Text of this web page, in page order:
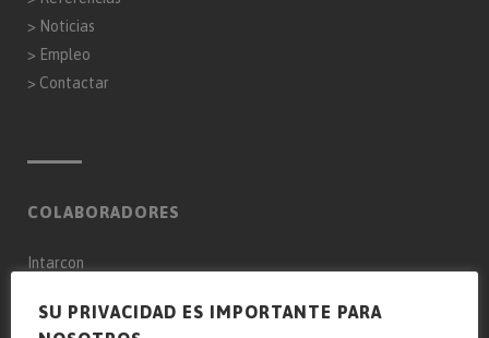
> Noticias
> Empleo
> Contactar
COLABORADORES
Intarcon
SU PRIVACIDAD ES IMPORTANTE PARA